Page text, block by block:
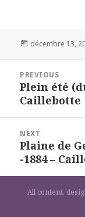
Posted
décembre 13,
l’article
PREVIOUS
Previous
post:
Plein été
Caillebotte
NEXT
Next
post:
Plaine de
-1884 –
All content,